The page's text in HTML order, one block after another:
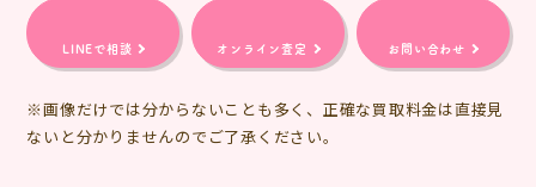
LINEで相談 オンライン査定 お問い合わせ
※画像だけでは分からないことも多く、正確な買取料金は直接見
ないと分かりませんのでご了承ください。